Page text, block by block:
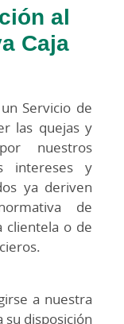
al
Caja
Servicio de
las quejas y
nuestros
intereses y
ya deriven
de
clientela o de
a nuestra
su disposición